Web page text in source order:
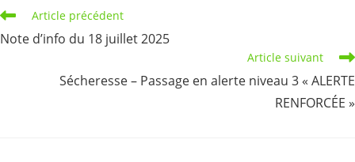
Read
articles
Article précédent
Note d’info du 18 juillet 2025
Article suivant
Sécheresse – Passage en alerte niveau 3 « ALERTE
RENFORCÉE »